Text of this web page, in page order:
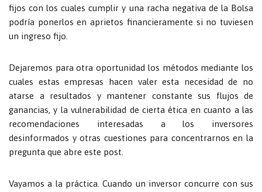
fijos con los cuales cumplir y una racha negativa de la Bolsa
podría ponerlos en aprietos financieramente si no tuviesen
un ingreso fijo.
Dejaremos para otra oportunidad los métodos mediante los
cuales estas empresas hacen valer esta necesidad de no
atarse a resultados y mantener constante sus flujos de
ganancias, y la vulnerabilidad de cierta ética en cuanto a las
recomendaciones interesadas a los inversores
desinformados y otras cuestiones para concentrarnos en la
pregunta que abre este post.
Vayamos a la práctica. Cuando un inversor concurre con sus